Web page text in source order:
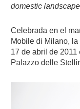
domestic
Celebrada en el
Mobile di Milano,
17 de abril de
Palazzo delle